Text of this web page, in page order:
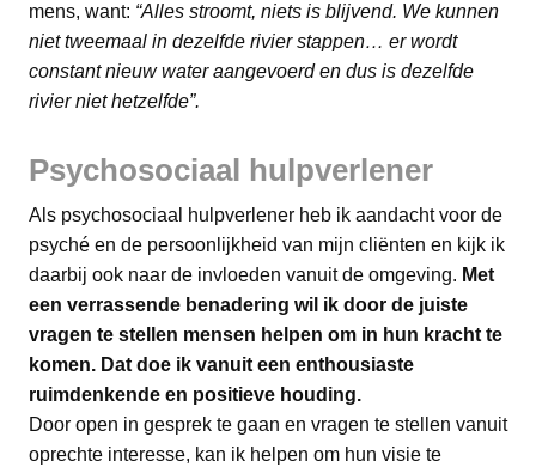
mens, want: “Alles stroomt, niets is blijvend. We kunnen
niet tweemaal in dezelfde rivier stappen… er wordt
constant nieuw water aangevoerd en dus is dezelfde
rivier niet hetzelfde”.
Psychosociaal hulpverlener
Als psychosociaal hulpverlener heb ik aandacht voor de
psyché en de persoonlijkheid van mijn cliënten en kijk ik
daarbij ook naar de invloeden vanuit de omgeving. Met
een verrassende benadering wil ik door de juiste
vragen te stellen mensen helpen om in hun kracht te
komen. Dat doe ik vanuit een enthousiaste
ruimdenkende en positieve houding.
Door open in gesprek te gaan en vragen te stellen vanuit
oprechte interesse, kan ik helpen om hun visie te